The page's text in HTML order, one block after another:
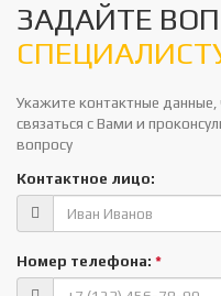
ЗАДАЙТЕ
Укажите контактные
связаться с Вами и
вопросу
Контактное лицо:
Номер телефона: *